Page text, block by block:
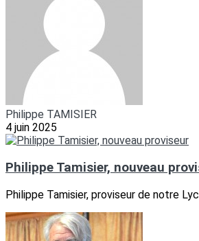
Philippe TAMISIER
4 juin 2025
Philippe Tamisier, nouveau
Philippe Tamisier, proviseur de notre